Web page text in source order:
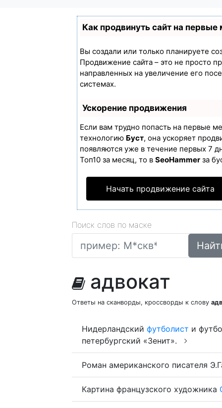
Как продвинуть сайт на первые
Вы создали или только планируете
Продвижение сайта – это не просто
направленных на увеличение его
системах.
Ускорение продвижения
Если вам трудно попасть на первые
технологию Буст, она ускоряет
появляются уже в течение первых 7
Топ10 за месяц, то в SeoHammer за
Начать продвижение сайта
Поиск слов по маске
адвокат
Ответы на сканворды, кроссворды к слову
Нидерландский футболист и
петербургский «Зенит».
Роман американского писателя
Картина французского художника